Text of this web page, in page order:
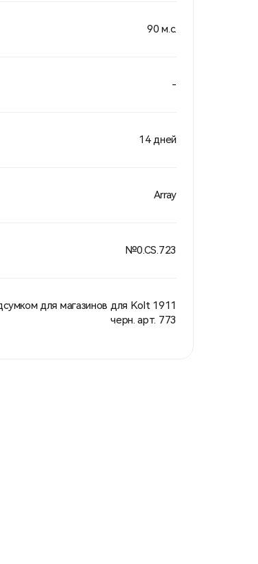
90 м.с.
-
14 дней
Array
№0.CS.723
для магазинов для Kolt 1911
черн. арт. 773